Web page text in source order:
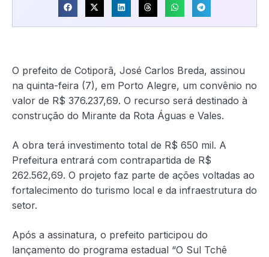
O prefeito de Cotiporã, José Carlos Breda, assinou
na quinta-feira (7), em Porto Alegre, um convênio no
valor de R$ 376.237,69. O recurso será destinado à
construção do Mirante da Rota Águas e Vales.
A obra terá investimento total de R$ 650 mil. A
Prefeitura entrará com contrapartida de R$
262.562,69. O projeto faz parte de ações voltadas ao
fortalecimento do turismo local e da infraestrutura do
setor.
Após a assinatura, o prefeito participou do
lançamento do programa estadual “O Sul Tchê